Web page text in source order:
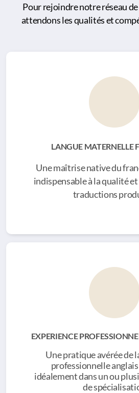
Pour rejoindre notre réseau
attendons les qualités et
LANGUE MATERNELLE
Une maîtrise native du
indispensable à la qualité
traductions
EXPERIENCE
Une pratique avérée de
professionnelle
idéalement dans un ou
de
BTP et Architecture
Aéronautique et Aérospatial
Éducation et formation professionnelle